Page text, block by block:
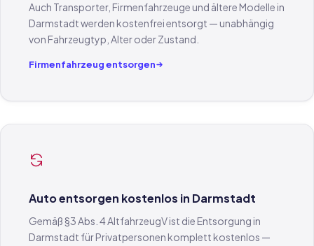
Auch Transporter, Firmenfahrzeuge und ältere Modelle in
Darmstadt werden kostenfrei entsorgt — unabhängig
von Fahrzeugtyp, Alter oder Zustand.
Firmenfahrzeug entsorgen
Auto entsorgen kostenlos in Darmstadt
Gemäß §3 Abs. 4 AltfahrzeugV ist die Entsorgung in
Darmstadt für Privatpersonen komplett kostenlos —